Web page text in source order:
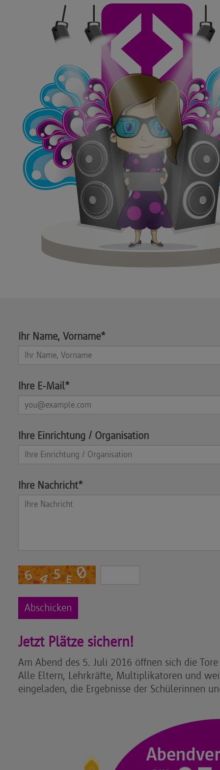
Ihr Name, Vorname*
Ihre E-Mail*
Ihre Einrichtung / Organisation
Ihre Nachricht*
Jetzt Plätze sichern!
Am Abend des 5. Juli 2016 öffnen sich die
Alle Eltern, Lehrkräfte, Multiplikatoren und
eingeladen, die Ergebnisse der Schülerinnen